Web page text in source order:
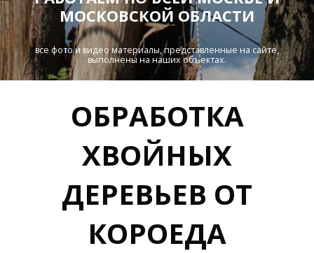
МОСКОВСКОЙ ОБЛАСТИ
все фото и видео материалы, представленные на сайте,
выполнены на наших объектах.
ОБРАБОТКА
ХВОЙНЫХ
ДЕРЕВЬЕВ ОТ
КОРОЕДА